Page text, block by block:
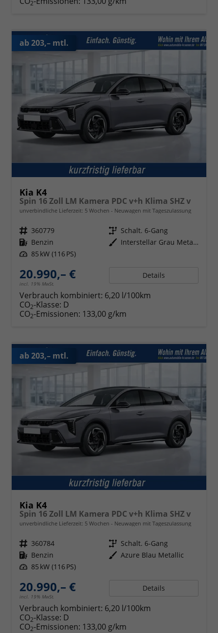
2
ab 203,– mtl.
Kia K4
Spin 16 Zoll LM Kamera PDC v+h Klima SHZ v
unverbindliche Lieferzeit: 5 Wochen Neuwagen mit Tageszulassung
Fahrzeugnr. 360779 Getriebe Schalt. 6-Gang
Kraftstoff Benzin Außenfarbe
Interstellar Grau Metallic
Leistung 85 kW (116 PS)
20.990,– €
incl. 19% MwSt.
Details
Verbrauch kombiniert: 6,20 l/100km
CO2-Klasse: D
CO2-Emissionen: 133,00 g/km
ab 203,– mtl.
Kia K4
Spin 16 Zoll LM Kamera PDC v+h Klima SHZ v
unverbindliche Lieferzeit: 5 Wochen Neuwagen mit Tageszulassung
Fahrzeugnr. 360784 Getriebe Schalt. 6-Gang
Kraftstoff Benzin Außenfarbe Azure Blau Metallic
Leistung 85 kW (116 PS)
20.990,– €
incl. 19% MwSt.
Details
Verbrauch kombiniert: 6,20 l/100km
CO2-Klasse: D
CO2-Emissionen: 133,00 g/km